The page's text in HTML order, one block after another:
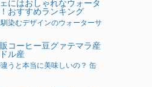
にはおしゃれなウォータ
おすすめランキング
染むデザインのウォーターサ
コーヒー豆グァテマラ産
ル産
うと本当に美味しいの？ 缶